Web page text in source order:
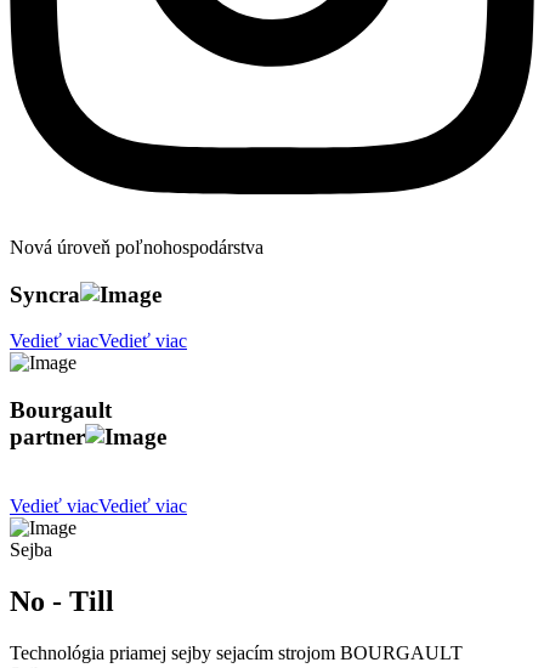
Nová úroveň poľnohospodárstva
Syncra
Vedieť viacVedieť viac
Bourgault
partner
Vedieť viacVedieť viac
Sejba
No - Till
Technológia priamej sejby sejacím strojom BOURGAULT